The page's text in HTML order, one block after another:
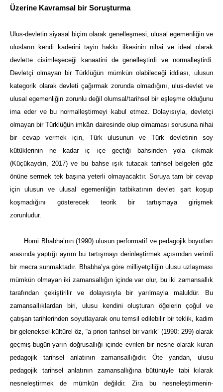
Üzerine Kavramsal bir Soruşturma
Ulus-devletin siyasal biçim olarak genelleşmesi, ulusal egemenliğin ve
ulusların kendi kaderini tayin hakkı ilkesinin nihai ve ideal olarak
devlette cisimleşeceği kanaatini de genelleştirdi ve normalleştirdi.
Devletçi olmayan bir Türklüğün mümkün olabileceği iddiası, ulusun
kategorik olarak devleti çağırmak zorunda olmadığını, ulus-devlet ve
ulusal egemenliğin zorunlu değil olumsal/tarihsel bir eşleşme olduğunu
ima eder ve bu normalleştirmeyi kabul etmez. Dolayısıyla, devletçi
olmayan bir Türklüğün imkân dairesinde olup olmaması sorusuna nihai
bir cevap vermek için, Türk ulusunun ve Türk devletinin soy
kütüklerinin ne kadar iç içe geçtiği bahsinden yola çıkmak
(Küçükaydın, 2017) ve bu bahse ışık tutacak tarihsel belgeleri göz
önüne sermek tek başına yeterli olmayacaktır. Soruya tam bir cevap
için ulusun ve ulusal egemenliğin tatbikatının devleti şart koşup
koşmadığını gösterecek teorik bir tartışmaya girişmek
zorunludur.
Homi Bhabha’nın (1990) ulusun performatif ve pedagojik boyutları
arasında yaptığı ayrım bu tartışmayı derinleştirmek açısından verimli
bir mecra sunmaktadır. Bhabha’ya göre milliyetçiliğin ulusu uzlaşması
mümkün olmayan iki zamansallığın içinde var olur, bu iki zamansallık
tarafından çekiştirilir ve dolayısıyla bir yarılmayla maluldür. Bu
zamansallıklardan biri, ulusu kendini oluşturan öğelerin çoğul ve
çatışan tarihlerinden soyutlayarak onu temsil edilebilir bir teklik, kadim
bir geleneksel-kültürel öz, “a priori tarihsel bir varlık” (1990: 299) olarak
geçmiş-bugün-yarın doğrusallığı içinde evrilen bir nesne olarak kuran
pedagojik tarihsel anlatının zamansallığıdır. Öte yandan, ulusu
pedagojik tarihsel anlatının zamansallığına bütünüyle tabi kılarak
nesneleştirmek de mümkün değildir. Zira bu nesneleştirmenin-